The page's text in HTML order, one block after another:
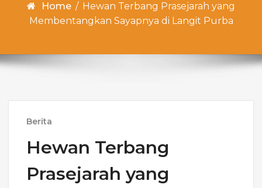
Home / Hewan Terbang Prasejarah yang
Membentangkan Sayapnya di Langit Purba
Berita
Hewan Terbang
Prasejarah yang